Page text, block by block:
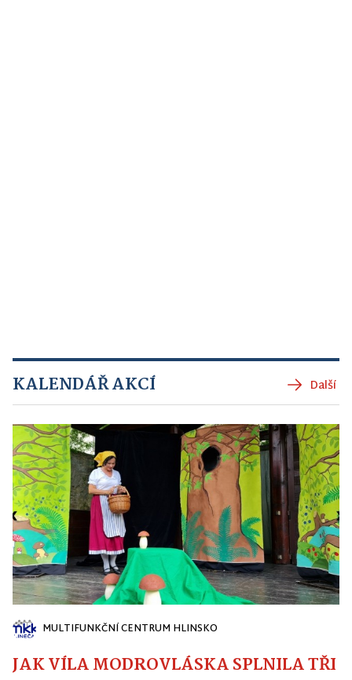
KALENDÁŘ AKCÍ Další
MULTIFUNKČNÍ CENTRUM HLINSKO
JAK VÍLA MODROVLÁSKA SPLNILA